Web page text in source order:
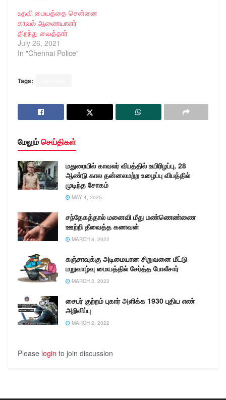
Government Girls
School,…
உதவி மையத்தை சென்னை
காவல் ஆணையாளர்
திறந்து வைத்தார்
July 26, 2021
In "Chennai Police"
Tags:
மேலும்செய்திகள்
மதுரையில் காவலர் விபத்தில் உயிரிழப்பு, 28
ஆண்டு கால தன்னலமற்ற உழைப்பு விபத்தில்
முடிந்த சோகம்
MAY 4, 2025
சந்தேகத்தால் மனைவி மீது மண்ணெண்ணை
ஊற்றி தீவைத்த கணவன்
MARCH 8, 2022
கஞ்சாவுக்கு அடிமையான சிறுவனை மீட்டு
மறுவாழ்வு மையத்தில் சேர்த்த போலீசார்
MARCH 2, 2022
சைபர் குற்றம் புகார் அளிக்க 1930 புதிய எண்
அறிவிப்பு
MARCH 2, 2022
Please login to join discussion